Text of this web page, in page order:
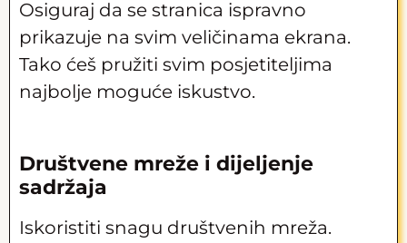
Osiguraj da se stranica ispravno
prikazuje na svim veličinama ekrana.
Tako ćeš pružiti svim posjetiteljima
najbolje moguće iskustvo.
Društvene mreže i dijeljenje
sadržaja
Iskoristiti snagu društvenih mreža.